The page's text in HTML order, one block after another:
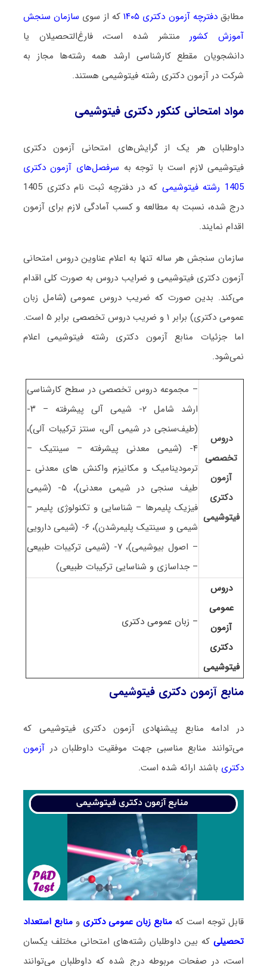
مطابقدفترچه آزمون دکتری ۱۴۰۵ که از سوی سازمان سنجش
آموزش کشورمنتشر شده است، فارغ‌التحصیلان یا
دانشجویان مقطع کارشناسی ارشد همه رشته‌ها مجاز به
شرکت در آزمون دکتری رشته فیتوشیمی هستند.
مواد امتحانی کنکور دکتری فیتوشیمی
داوطلبان هر یک از گرایش‌های امتحانی آزمون دکتری
فیتوشیمی لازم است با توجه به سرفصل‌های آزمون دکتری
1405 رشته فیتوشیمی
که در دفترچه ثبت نام دکتری 1405
درج شده، نسبت به مطالعه و کسب آمادگی لازم برای آزمون
اقدام نمایند.
سازمان سنجش هر ساله تنها به اعلام عناوین دروس امتحانی
آزمون دکتری فیتوشیمی و ضرایب دروس به صورت کلی اقدام
می‌کند. بدین صورت که ضریب دروس عمومی (شامل زبان
عمومی دکتری) برابر ۱ و ضریب دروس تخصصی برابر ۵ است
.
اما جزئیات منابع آزمون دکتری رشته فیتوشیمی اعلام
نمی‌شود.
دروس
تخصصی
آزمون
دکتری
فیتوشیمی
– مجموعه دروس تخصصی در سطح کارشناسی
ارشد شامل ۲- شیمی آلی پیشرفته – ۳-
(طیف‌سنجی در شیمی آلی، سنتز ترکیبات آلی)،
۴- (شیمی معدنی پیشرفته – سینتیک –
ترمودینامیک و مکانیزم واکنش های معدنی ـ
طیف سنجی در شیمی معدنی)، ۵- (شیمی
فیزیک پلیمرها – شناسایی و تکنولوژی پلیمر –
شیمی و سینتیک پلیمرشدن)، ۶- (شیمی دارویی
– اصول بیوشیمی)، ۷- (شیمی ترکیبات طبیعی
– جداسازی و شناسایی ترکیبات طبیعی)
دروس
عمومی
آزمون
دکتری
فیتوشیمی
– زبان عمومی دکتری
منابع آزمون دکتری فیتوشیمی
در ادامه منابع پیشنهادی آزمون دکتری فیتوشیمی که
می‌توانند منابع مناسبی جهت موفقیت داوطلبان درآزمون
دکتری باشند ارائه شده است.
قابل توجه است که منابع زبان عمومی دکتری و منابع استعداد
تحصیلیکه بین داوطلبان رشته‌های امتحانی مختلف یکسان
است، در صفحات مربوطه درج شده که داوطلبان می‌توانند